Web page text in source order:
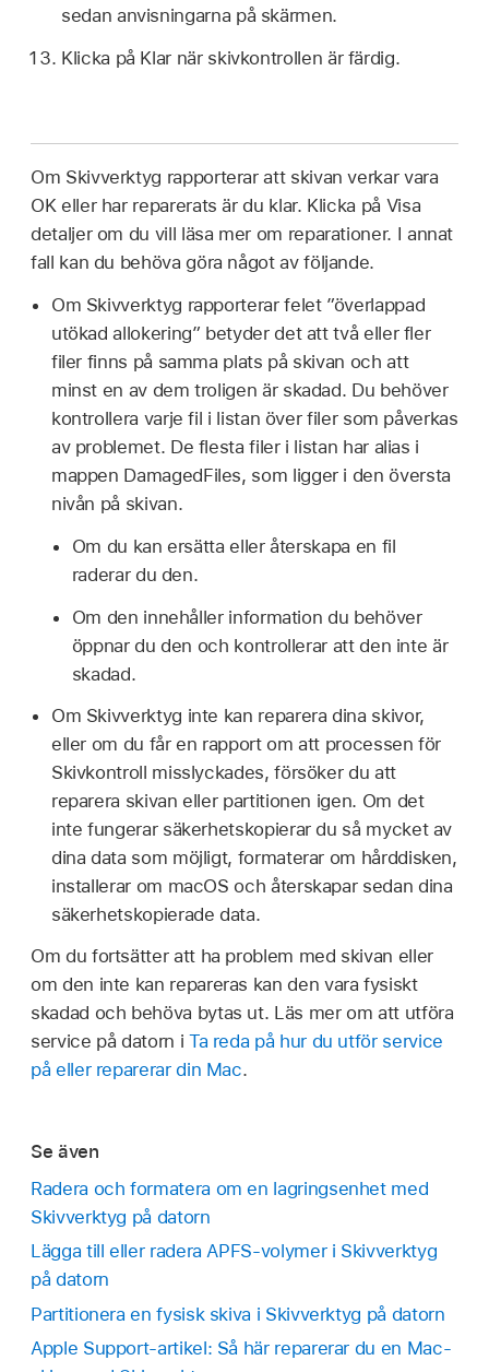
sedan anvisningarna på skärmen.
Klicka på Klar när skivkontrollen är färdig.
Om Skivverktyg rapporterar att skivan verkar vara
OK eller har reparerats är du klar. Klicka på Visa
detaljer om du vill läsa mer om reparationer. I annat
fall kan du behöva göra något av följande.
Om Skivverktyg rapporterar felet ”överlappad
utökad allokering” betyder det att två eller fler
filer finns på samma plats på skivan och att
minst en av dem troligen är skadad. Du behöver
kontrollera varje fil i listan över filer som påverkas
av problemet. De flesta filer i listan har alias i
mappen DamagedFiles, som ligger i den översta
nivån på skivan.
Om du kan ersätta eller återskapa en fil
raderar du den.
Om den innehåller information du behöver
öppnar du den och kontrollerar att den inte är
skadad.
Om Skivverktyg inte kan reparera dina skivor,
eller om du får en rapport om att processen för
Skivkontroll misslyckades, försöker du att
reparera skivan eller partitionen igen. Om det
inte fungerar säkerhetskopierar du så mycket av
dina data som möjligt, formaterar om hårddisken,
installerar om macOS och återskapar sedan dina
säkerhetskopierade data.
Om du fortsätter att ha problem med skivan eller
om den inte kan repareras kan den vara fysiskt
skadad och behöva bytas ut. Läs mer om att utföra
service på datorn i Ta reda på hur du utför service
på eller reparerar din Mac.
Se även
Radera och formatera om en lagringsenhet med
Skivverktyg på datorn
Lägga till eller radera APFS-volymer i Skivverktyg
på datorn
Partitionera en fysisk skiva i Skivverktyg på datorn
Apple Support-artikel: Så här reparerar du en Mac-